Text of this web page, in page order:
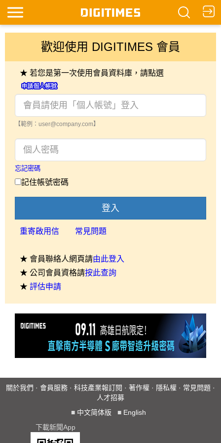
歡迎使用 DIGITIMES 會員
★ 若您是第一次使用會員資料庫，請點選
【範例：user@company.com】
忘記密碼
記住帳號密碼
登入
重寄啟用信 常見問題
★ 會員聯絡人網頁請由此登入
★ 公司會員資格請按此查詢
★ 評估申請
關於我們 · 會員服務 · 科技產業報訂閱 · 著作權 · 隱私權 · 常見問題 ·
人才招募
■ 中文简体版 ■ English
下載新聞App